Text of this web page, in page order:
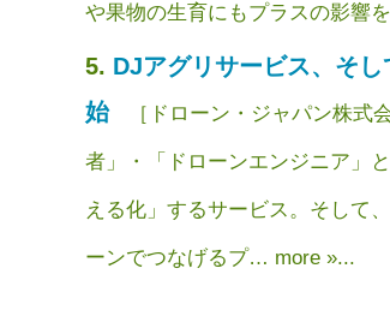
や果物の生育にもプラスの影響
DJアグリサービス、そ
始
［ドローン・ジャパン株式
者」・「ドローンエンジニア」
える化」するサービス。そして
ーンでつなげるプ… more »...